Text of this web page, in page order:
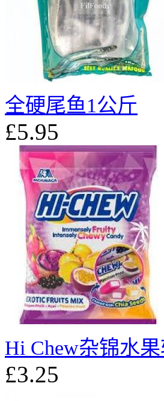
全硬尾鱼1公斤
£5.95
Hi Chew杂锦水
£3.25